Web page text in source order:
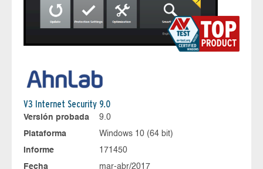
V3 Internet Security 9.0
Versión probada
9.0
Plataforma
Windows 10 (64 bit)
Informe
171450
Fecha
mar-abr/2017